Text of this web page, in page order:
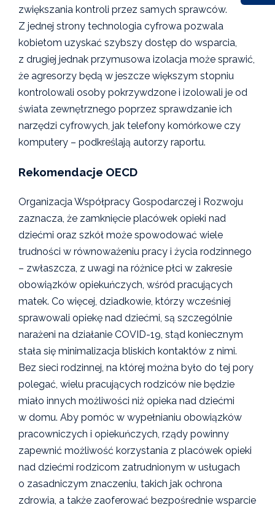
zwiększania kontroli przez samych sprawców.
Z jednej strony technologia cyfrowa pozwala
kobietom uzyskać szybszy dostęp do wsparcia,
z drugiej jednak przymusowa izolacja może sprawić,
że agresorzy będą w jeszcze większym stopniu
kontrolowali osoby pokrzywdzone i izolowali je od
świata zewnętrznego poprzez sprawdzanie ich
narzędzi cyfrowych, jak telefony komórkowe czy
komputery – podkreślają autorzy raportu.
Rekomendacje OECD
Organizacja Współpracy Gospodarczej i Rozwoju
zaznacza, że zamknięcie placówek opieki nad
dziećmi oraz szkół może spowodować wiele
trudności w równoważeniu pracy i życia rodzinnego
– zwłaszcza, z uwagi na różnice płci w zakresie
obowiązków opiekuńczych, wśród pracujących
matek. Co więcej, dziadkowie, którzy wcześniej
sprawowali opiekę nad dziećmi, są szczególnie
narażeni na działanie COVID-19, stąd koniecznym
stała się minimalizacja bliskich kontaktów z nimi.
Bez sieci rodzinnej, na której można było do tej pory
polegać, wielu pracujących rodziców nie będzie
miało innych możliwości niż opieka nad dziećmi
w domu. Aby pomóc w wypełnianiu obowiązków
pracowniczych i opiekuńczych, rządy powinny
zapewnić możliwość korzystania z placówek opieki
nad dziećmi rodzicom zatrudnionym w usługach
o zasadniczym znaczeniu, takich jak ochrona
zdrowia, a także zaoferować bezpośrednie wsparcie